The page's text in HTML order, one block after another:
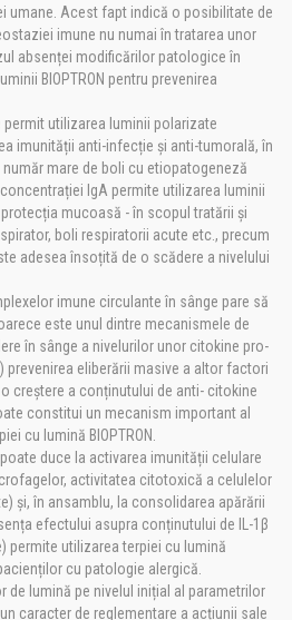
umane. Acest fapt indică o posibilitate de
imune nu numai în tratarea unor
absenței modificărilor patologice în
BIOPTRON pentru prevenirea
utilizarea luminii polarizate
imunității anti-infecție și anti-tumorală, în
mare de boli cu etiopatogeneză
IgA permite utilizarea luminii
protecția mucoasă - în scopul tratării și
boli respiratorii acute etc., precum
adesea însoțită de o scădere a nivelului
imune circulante în sânge pare să
este unul dintre mecanismele de
în sânge a nivelurilor unor citokine pro-
prevenirea eliberării masive a altor factori
creștere a conținutului de anti- citokine
constitui un mecanism important al
cu lumină BIOPTRON.
duce la activarea imunității celulare
activitatea citotoxică a celulelor
și, în ansamblu, la consolidarea apărării
efectului asupra conținutului de IL-1β
permite utilizarea terpiei cu lumină
cu patologie alergică.
de lumină pe nivelul inițial al parametrilor
caracter de reglementare a acțiunii sale